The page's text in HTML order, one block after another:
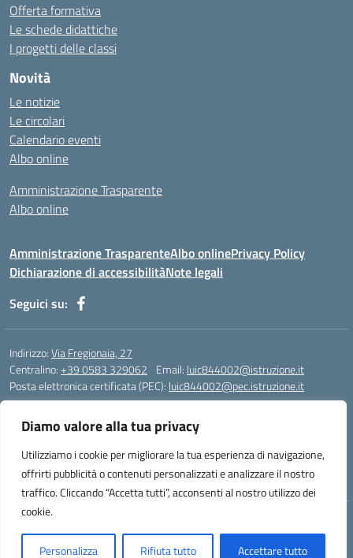
Diamo valore alla tua privacy
Utilizziamo i cookie per migliorare la tua esperienza di navigazione,
offrirti pubblicità o contenuti personalizzati e analizzare il nostro
traffico. Cliccando “Accetta tutti”, acconsenti al nostro utilizzo dei
cookie.
Personalizza Rifiuta tutto Accettare tutto
Offerta formativa
Le schede didattiche
I progetti delle classi
Novità
Le notizie
Le circolari
Calendario eventi
Albo online
Amministrazione Trasparente
Albo online
Amministrazione TrasparenteAlbo onlinePrivacy Policy
Dichiarazione di accessibilitàNote legali
Seguici su:
Indirizzo:Via Fregionaia, 27
Centralino:+39 0583 329062 Email: luic844002@istruzione.it
Posta elettronica certificata (PEC): luic844002@pec.istruzione.it
Codice meccanografico:luic844002
Codice Indice delle Pubbliche Amministrazioni (IPA): istsc_luic844002
Codice unico di fatturazione (CUF): UF76KO